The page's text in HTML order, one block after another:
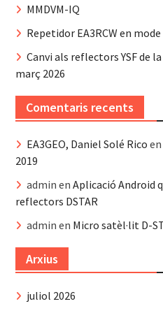
MMDVM-IQ
Repetidor EA3RCW en
Canvi als reflectors YSF de
març 2026
Comentaris recents
EA3GEO, Daniel Solé Rico en
2019
admin en Aplicació Android
reflectors DSTAR
admin en Micro satèl·lit D-
Arxius
juliol 2026